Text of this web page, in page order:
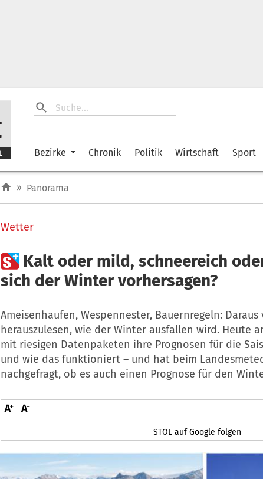
Bezirke Chronik Politik Wirtschaft Sport
» Panorama
Wetter
 Kalt oder mild, schneereich
sich der Winter vorhersagen?
Ameisenhaufen, Wespennester, Bauernregeln:
herauszulesen, wie der Winter ausfallen wird. Heute
mit riesigen Datenpaketen ihre Prognosen für die
und wie das funktioniert – und hat beim
nachgefragt, ob es auch einen Prognose für den
STOL auf Google folgen